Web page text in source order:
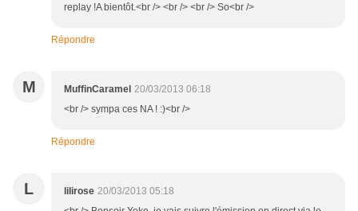
replay !A bientôt.<br /> <br /> <br /> So<br />
Répondre
M MuffinCaramel 20/03/2013 06:18
<br /> sympa ces NA ! :)<br />
Répondre
L lilirose 20/03/2013 05:18